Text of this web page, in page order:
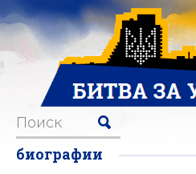
биографии